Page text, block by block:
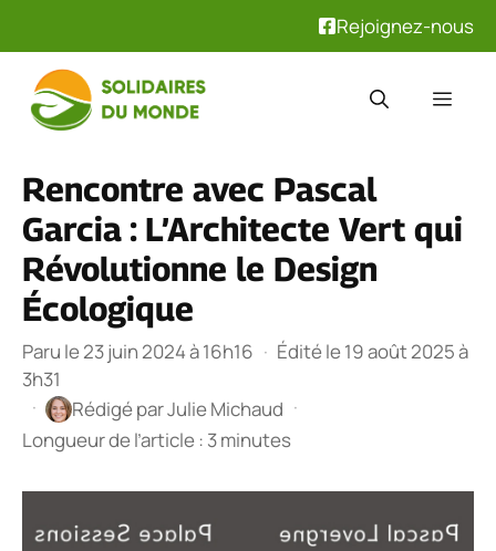
Rejoignez-nous
contenu
Rencontre avec Pascal
Garcia : L’Architecte Vert qui
Révolutionne le Design
Écologique
Paru le 23 juin 2024 à 16h16 · Édité le 19 août 2025 à
3h31
·
Rédigé parJulie Michaud ·
Longueur de l’article : 3 minutes